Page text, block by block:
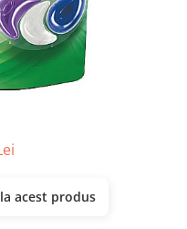
acest produs